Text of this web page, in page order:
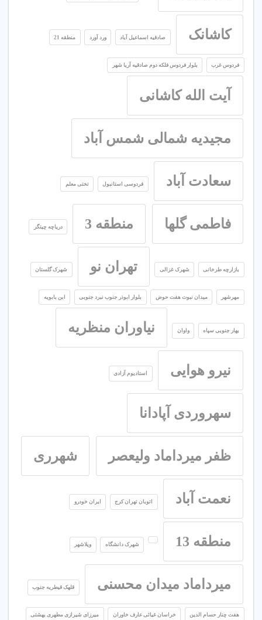
کاشانک صادقیه اسماعیل آباد ورد آورد منطقه 21
فردوس غرب بلوار فردوس فلکه دوم صادقیه آریا شهر
آیت الله کاشانی
مجیدیه شمالی شمس آباد
سعادت آباد فردوسی استانبول تختی معلم
فاطمی گلها منطقه 3 دریاچه چیتگر
بازارچه طرخانی شهرک غزالی تهران نو شهرک گلستان
مهرشهر میدان نبوت هفت حوض بلوار ابوذر جنوب نبرد جنوبی ابن بابویه
بهار جنوبی سپاه واوان نیاوران منظریه
نیرو هوایی استادیوم آزادی
سهروردی آپادانا
ظفر میرداماد ولیعصر شهرری
نعمت آباد اتوبان تهران کرج ایران خودرو
منطقه 13 شهرک دانشگاه ویلاشهر
میرداماد میدان محسنی قلهک قیطریه جنوب
هفت چنار حسام الدین خراسان غیاثی عارف خاوران میرزای شیرازی مطهری بهشتی